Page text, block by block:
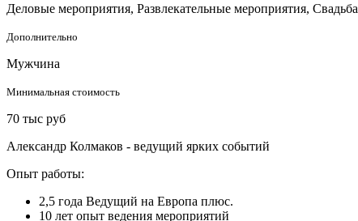
Деловые мероприятия, Развлекательные мероприятия, Cвадьба
Дополнительно
Мужчина
Минимальная стоимость
70 тыс руб
Александр Колмаков - ведущий ярких событий
Опыт работы:
2,5 года Ведущий на Европа плюс.
10 лет опыт ведения мероприятий